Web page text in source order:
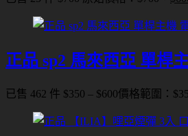
正品 sp2 馬來西亞 單桿
已售 462 件 $350 – $600價格範圍：